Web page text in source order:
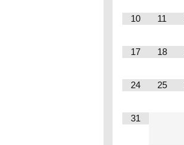
10 11
17 18
24 25
31